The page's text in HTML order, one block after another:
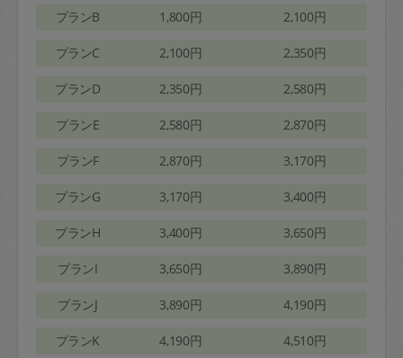
プランB 1,800円 2,100円
プランC 2,100円 2,350円
プランD 2,350円 2,580円
プランE 2,580円 2,870円
プランF 2,870円 3,170円
プランG 3,170円 3,400円
プランH 3,400円 3,650円
プランI 3,650円 3,890円
プランJ 3,890円 4,190円
プランK 4,190円 4,510円